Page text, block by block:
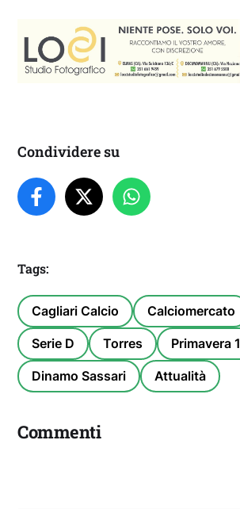
Condividere su
Tags:
Cagliari Calcio Calciomercato
Serie D Torres Primavera 1
Dinamo Sassari Attualità
Commenti